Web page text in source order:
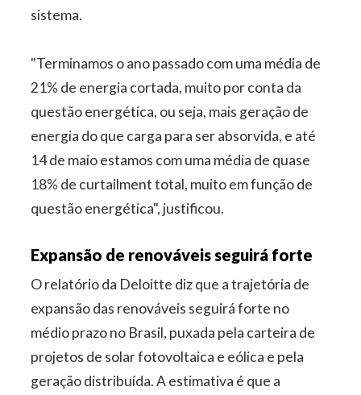
sistema.
"Terminamos o ano passado com uma média de
21% de energia cortada, muito por conta da
questão energética, ou seja, mais geração de
energia do que carga para ser absorvida, e até
14 de maio estamos com uma média de quase
18% de curtailment total, muito em função de
questão energética", justificou.
Expansão de renováveis seguirá forte
O relatório da Deloitte diz que a trajetória de
expansão das renováveis seguirá forte no
médio prazo no Brasil, puxada pela carteira de
projetos de solar fotovoltaica e eólica e pela
geração distribuída. A estimativa é que a